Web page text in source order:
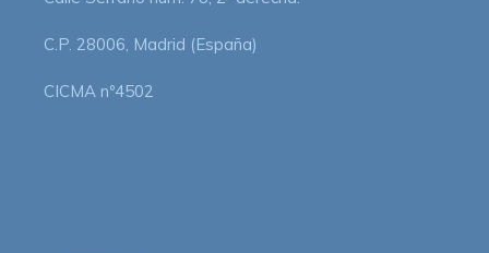
C.P. 28006, Madrid (España)
CICMA nº4502